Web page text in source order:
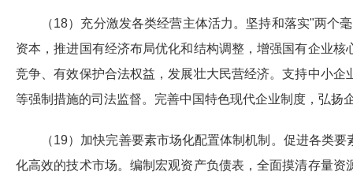
（18）充分激发各类经营主体活力。坚持和落实"两
资本，推进国有经济布局优化和结构调整，增强国有企业
竞争、有效保护合法权益，发展壮大民营经济。支持中小
等强制措施的司法监督。完善中国特色现代企业制度，弘扬
（19）加快完善要素市场化配置体制机制。促进各类
化高效的技术市场。编制宏观资产负债表，全面摸清存量